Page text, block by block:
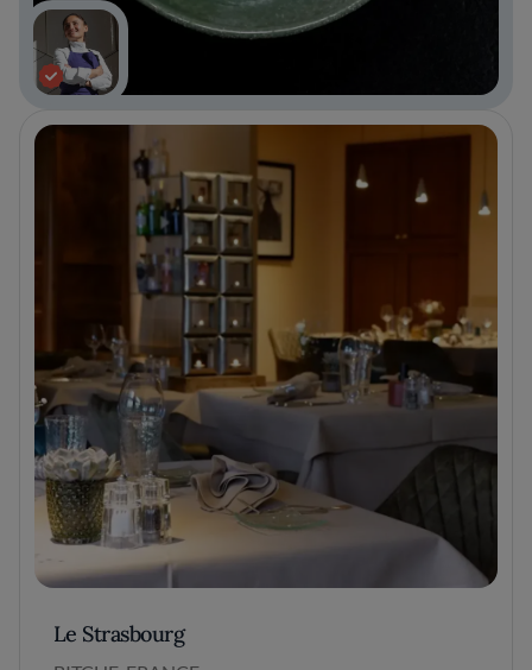
Le Strasbourg